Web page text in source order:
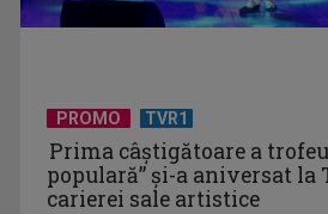
PROMO TVR1
Prima câştigătoare a
populară” şi-a aniversat la
carierei sale artistice